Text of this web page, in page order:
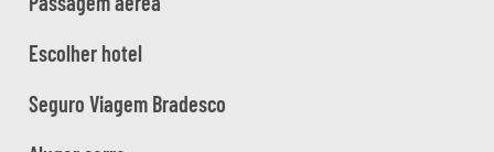
Escolher hotel
Seguro Viagem Bradesco